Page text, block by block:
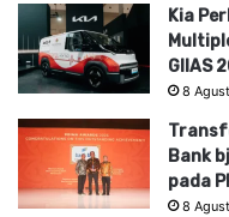
Kia
GIIAS
8
Bank
pada
8